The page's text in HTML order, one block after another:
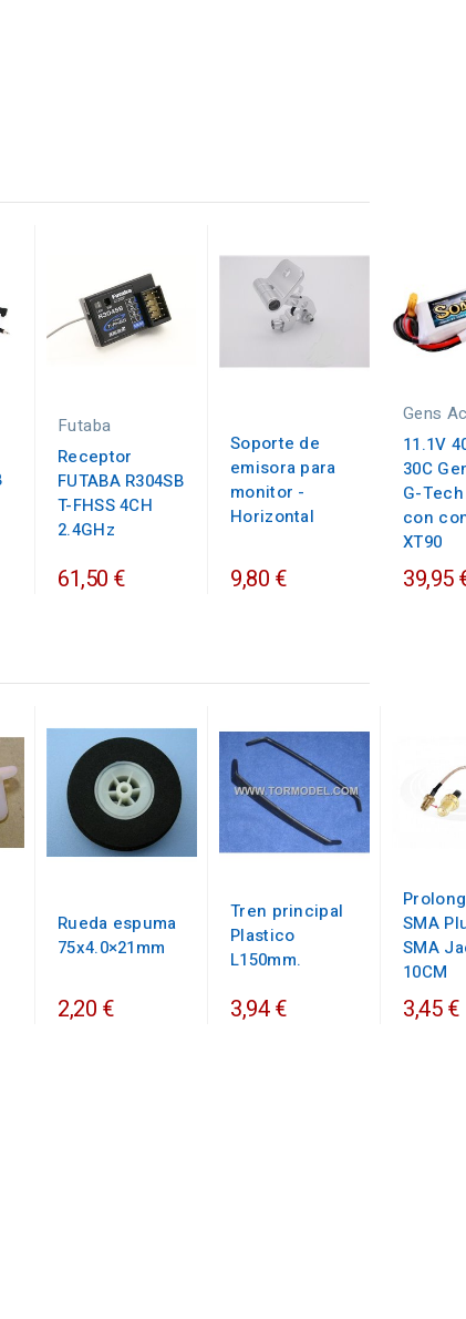
Futaba
Receptor
FUTABA R304SB
T-FHSS 4CH
2.4GHz
61,50 €
Soporte de
emisora para
monitor -
Horizontal
9,80 €
Gens
11.1V
30C
G-
con
XT90
39,95
Rueda espuma
75x4.0×21mm
2,20 €
Tren principal
Plastico
L150mm.
3,94 €
SMA
SMA
10CM
3,45 €